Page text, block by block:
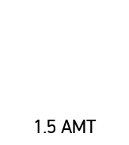
1.5 AMT